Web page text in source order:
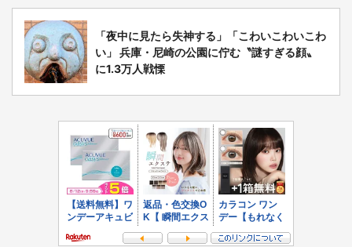
「夜中に見たら失神する」「こわいこわいこわ
い」 兵庫・尼崎の公園に佇む〝謎すぎる顔〟
に1.3万人戦慄